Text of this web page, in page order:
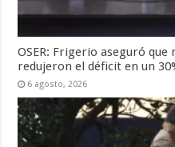
OSER: Frigerio aseguró
redujeron el déficit en un
6 agosto, 2026